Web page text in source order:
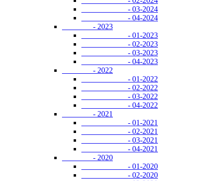
- 03-2024
- 04-2024
- 2023
- 01-2023
- 02-2023
- 03-2023
- 04-2023
- 2022
- 01-2022
- 02-2022
- 03-2022
- 04-2022
- 2021
- 01-2021
- 02-2021
- 03-2021
- 04-2021
- 2020
- 01-2020
- 02-2020